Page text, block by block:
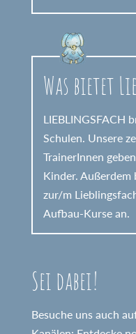
Was bietet
LIEBLINGSFACH
Schulen. Unsere
TrainerInnen
Kinder.
zur/m
Aufbau-Kurse an.
Sei dabei!
Besuche uns auch